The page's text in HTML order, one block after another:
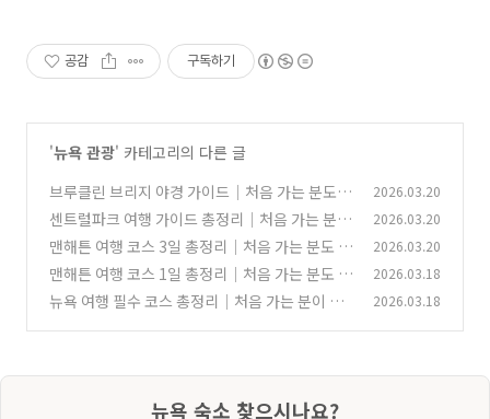
공감 구독하기
'뉴욕 관광' 카테고리의 다른 글
브루클린 브리지 야경 가이드｜처음 가는 분도
실패 없는 야경 포인트와 사진 스팟 총정리
(1)
2026.03.20
센트럴파크 여행 가이드 총정리｜처음 가는 분도
쉽게 보는 추천 코스와 명소
2026.03.20
맨해튼 여행 코스 3일 총정리｜처음 가는 분도 따
라가기 쉬운 3일 일정 추천
(0)
2026.03.20
맨해튼 여행 코스 1일 총정리｜처음 가는 분도 실
패 없는 하루 일정 추천
(0)
2026.03.18
뉴욕 여행 필수 코스 총정리｜처음 가는 분이 꼭
2026.03.18
뉴욕 숙소 찾으시나요?